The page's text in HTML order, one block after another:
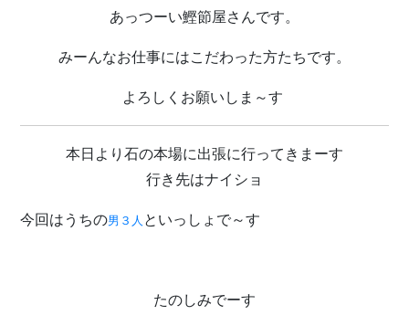
あっつーい鰹節屋さんです。
みーんなお仕事にはこだわった方たちです。
よろしくお願いしま～す
本日より石の本場に出張に行ってきまーす
行き先はナイショ
今回はうちの男３人 といっしょで～す
たのしみでーす